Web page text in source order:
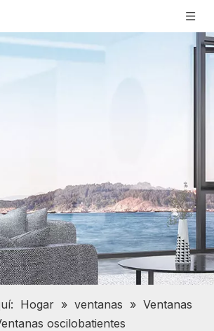
Hogar » ventanas » Ventanas
oscilobatientes